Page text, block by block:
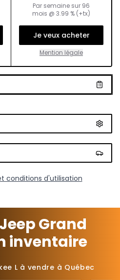
Par semaine sur 96
mois @ 3.99 % (+tx)
Je veux acheter
Mention légale
conditions d'utilisation
Grand
inventaire
L à vendre à Québec